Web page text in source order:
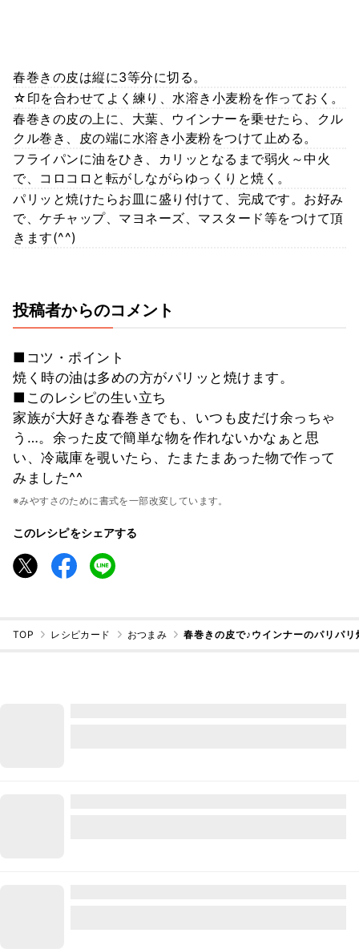
春巻きの皮は縦に3等分に切る。
☆印を合わせてよく練り、水溶き小麦粉を作っておく。
春巻きの皮の上に、大葉、ウインナーを乗せたら、クル
クル巻き、皮の端に水溶き小麦粉をつけて止める。
フライパンに油をひき、カリッとなるまで弱火～中火
で、コロコロと転がしながらゆっくりと焼く。
パリッと焼けたらお皿に盛り付けて、完成です。お好み
で、ケチャップ、マヨネーズ、マスタード等をつけて頂
きます(^^)
投稿者からのコメント
■コツ・ポイント
焼く時の油は多めの方がパリッと焼けます。
■このレシピの生い立ち
家族が大好きな春巻きでも、いつも皮だけ余っちゃ
う…。余った皮で簡単な物を作れないかなぁと思
い、冷蔵庫を覗いたら、たまたまあった物で作って
みました^^
※みやすさのために書式を一部改変しています。
このレシピをシェアする
TOP レシピカード おつまみ 春巻きの皮で♪ウインナーのパリパ